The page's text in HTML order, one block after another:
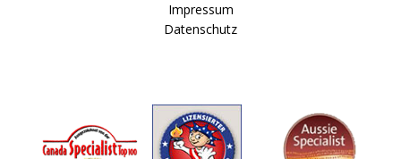
Impressum
Datenschutz